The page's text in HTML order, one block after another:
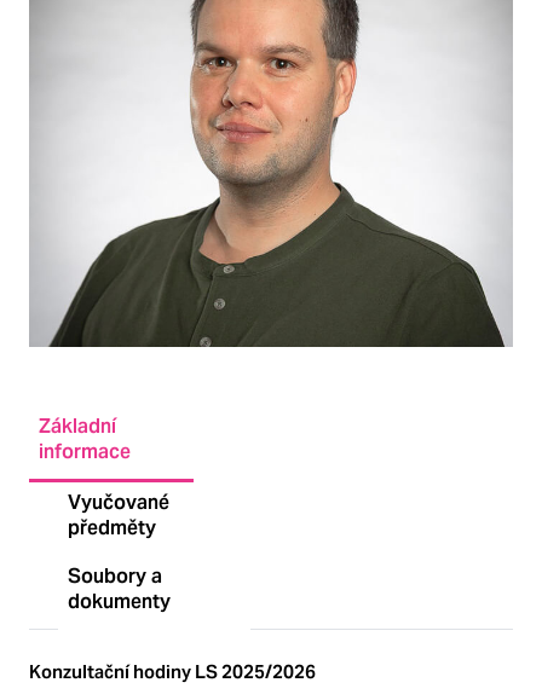
Základní
informace
Vyučované
předměty
Soubory a
dokumenty
Konzultační hodiny LS 2025/2026